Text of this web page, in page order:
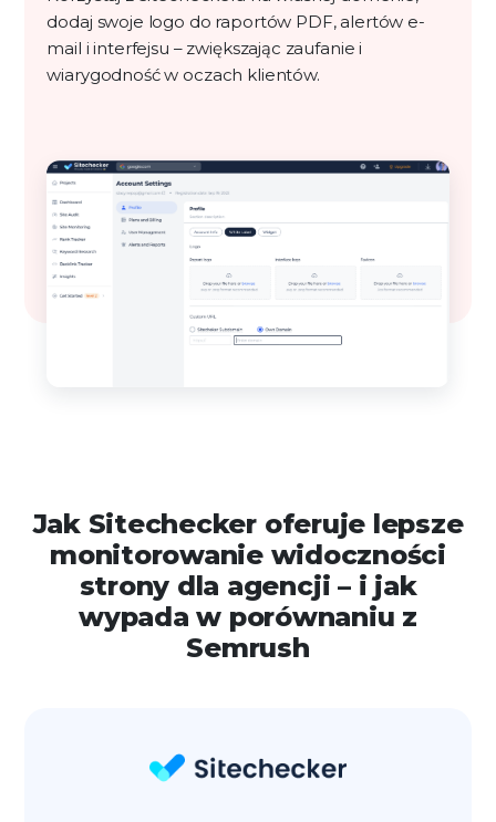
dodaj swoje logo do raportów PDF, alertów e-
mail i interfejsu – zwiększając zaufanie i
wiarygodność w oczach klientów.
Jak Sitechecker oferuje lepsze
monitorowanie widoczności
strony dla agencji – i jak
wypada w porównaniu z
Semrush